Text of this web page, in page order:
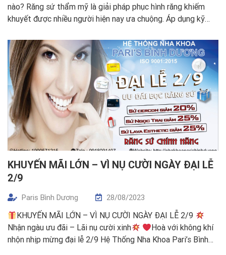
nào? Răng sứ thẩm mỹ là giải pháp phục hình răng khiếm
khuyết được nhiều người hiện nay ưa chuộng. Áp dụng kỹ
duy trì được bao lâu? Có […]
KHUYẾN MÃI LỚN – VÌ NỤ CƯỜI NGÀY ĐẠI LỄ
2/9
Paris Bình Dương 28/08/2023
KHUYẾN MÃI LỚN – VÌ NỤ CƯỜI NGÀY ĐẠI LỄ 2/9
Nhận ngàu ưu đãi – Lãi nụ cười xinh
Hoà với không khí
nhộn nhịp mừng đại lễ 2/9 Hệ Thống Nha Khoa Pari’s Bình